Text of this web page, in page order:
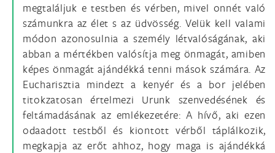
megtaláljuk e testben és vérben, mivel onnét való
számunkra az élet s az üdvösség. Velük kell valami
módon azonosulnia a személy létvalóságának, aki
abban a mértékben valósítja meg önmagát, amiben
képes önmagát ajándékká tenni mások számára. Az
Eucharisztia mindezt a kenyér és a bor jelében
titokzatosan értelmezi Urunk szenvedésének és
feltámadásának az emlékezetére: A hívő, aki ezen
odaadott testből és kiontott vérből táplálkozik,
megkapja az erőt ahhoz, hogy maga is ajándékká